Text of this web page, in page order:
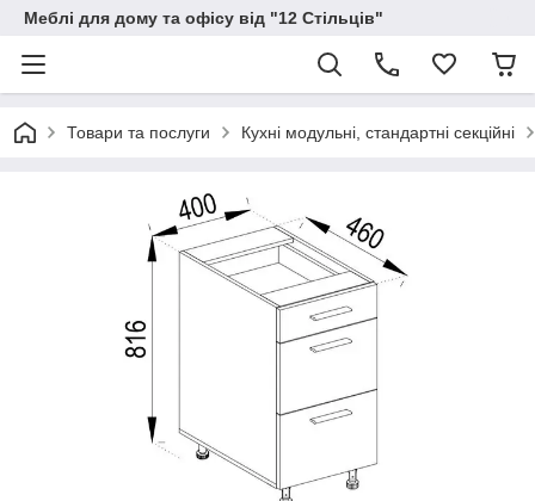
Меблі для дому та офісу від "12 Стільців"
Товари та послуги Кухні модульні, стандартні секційні